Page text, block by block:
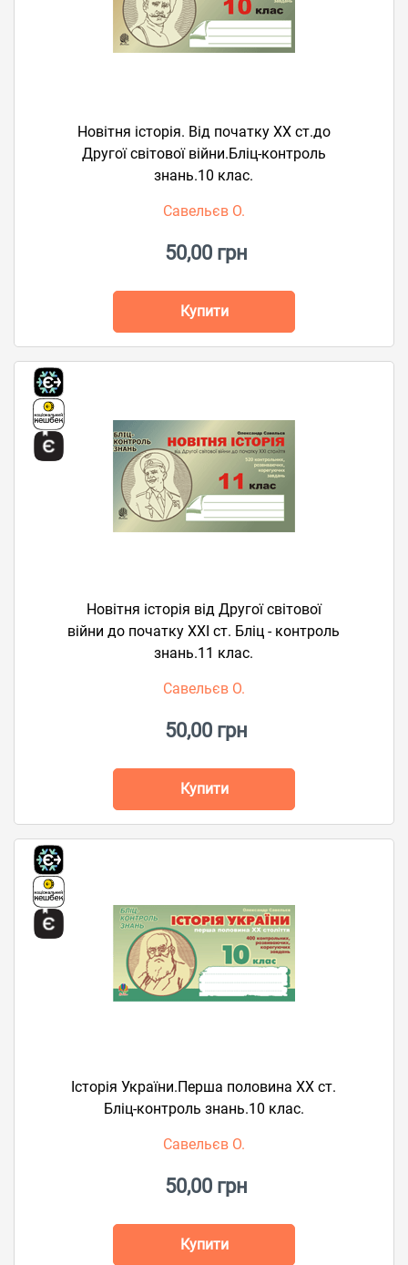
Новітня історія. Від початку ХХ ст.до
Другої світової війни.Бліц-контроль
знань.10 клас.
Савельєв О.
50,00 грн
Купити
Новітня історія від Другої світової
війни до початку ХХІ ст. Бліц - контроль
знань.11 клас.
Савельєв О.
50,00 грн
Купити
Історія України.Перша половина ХХ ст.
Бліц-контроль знань.10 клас.
Савельєв О.
50,00 грн
Купити